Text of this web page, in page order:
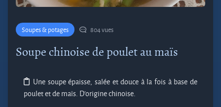
Soupes & potages 804 vues
Soupe chinoise de poulet au maïs
Une soupe épaisse, salée et douce à la fois à base de
poulet et de maïs. D’origine chinoise.